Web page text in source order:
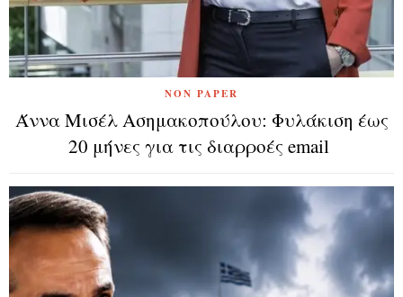
NON PAPER
Άννα Μισέλ Ασημακοπούλου: Φυλάκιση έως
20 μήνες για τις διαρροές email